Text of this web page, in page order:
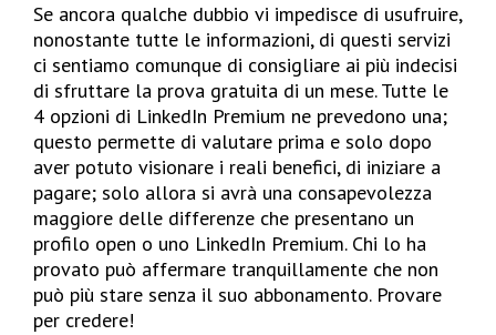
Se ancora qualche dubbio vi impedisce di usufruire,
nonostante tutte le informazioni, di questi servizi
ci sentiamo comunque di consigliare ai più indecisi
di sfruttare la prova gratuita di un mese. Tutte le
4 opzioni di LinkedIn Premium ne prevedono una;
questo permette di valutare prima e solo dopo
aver potuto visionare i reali benefici, di iniziare a
pagare; solo allora si avrà una consapevolezza
maggiore delle differenze che presentano un
profilo open o uno LinkedIn Premium. Chi lo ha
provato può affermare tranquillamente che non
può più stare senza il suo abbonamento. Provare
per credere!